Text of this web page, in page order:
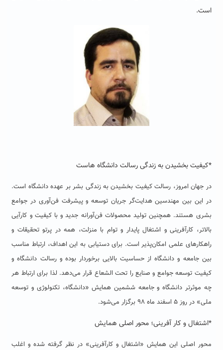
است.
*کیفیت بخشیدن به زندگی رسالت دانشگاه هاست
در جهان امروز، رسالت کیفیت بخشیدن به زندگی بشر بر عهده دانشگاه است.
در این بین مهندسین هدایت‌گر جریان توسعه و پیشرفت فن‌آوری در جوامع
بشری هستند. همچنین تولید محصولات فن‌آورانه جدید و با کیفیت‌ و کارآیی
بالاتر، کارآفرینی و اشتغال پایدار و توام با منزلت، همه در پرتو تحقیقات و
راهکارهای علمی امکان‌پذیر است. برای دستیابی به این اهداف، ارتباط مناسب
بین جامعه و دانشگاه از حساسیت بالایی برخوردار بوده و رسالت دانشگاه و
کیفیت توسعه جوامع و صنایع را تحت الشعاع قرار می‌دهد. لذا برای ارتباط هر
چه موثرتر دانشگاه و جامعه ششمین همایش «دانشگاه، تکنولوژی و توسعه
ملی» در روز ۵ اسفند ماه ۹۸ برگزار می‌شود.
*اشتغال و کار آفرینی؛محور اصلی همایش
محور اصلی این همایش «اشتغال و کارآفرینی» در نظر گرفته شده و اغلب